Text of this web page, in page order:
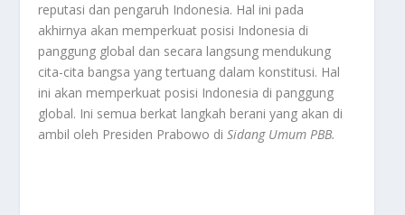
reputasi dan pengaruh Indonesia. Hal ini pada
akhirnya akan memperkuat posisi Indonesia di
panggung global dan secara langsung mendukung
cita-cita bangsa yang tertuang dalam konstitusi. Hal
ini akan memperkuat posisi Indonesia di panggung
global. Ini semua berkat langkah berani yang akan di
ambil oleh Presiden Prabowo diSidang Umum PBB.